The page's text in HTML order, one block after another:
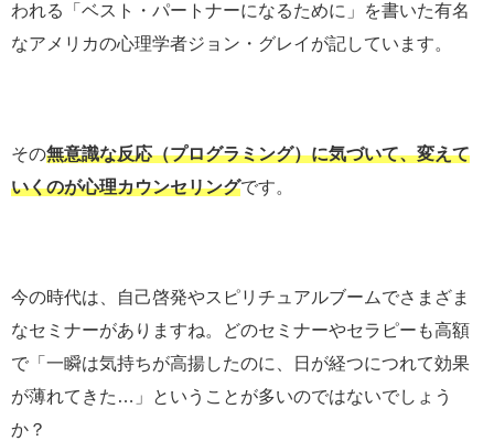
われる「ベスト・パートナーになるために」を書いた有名
なアメリカの心理学者ジョン・グレイが記しています。
その無意識な反応（プログラミング）に気づいて、変えて
いくのが心理カウンセリングです。
今の時代は、自己啓発やスピリチュアルブームでさまざま
なセミナーがありますね。どのセミナーやセラピーも高額
で「一瞬は気持ちが高揚したのに、日が経つにつれて効果
が薄れてきた…」ということが多いのではないでしょう
か？